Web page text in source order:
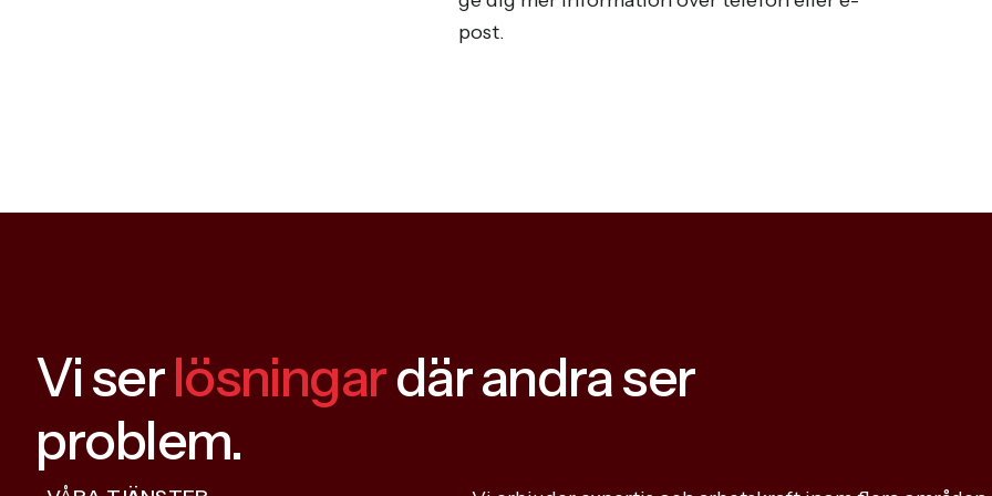
post.
Vi serlösningardär andra ser
problem.